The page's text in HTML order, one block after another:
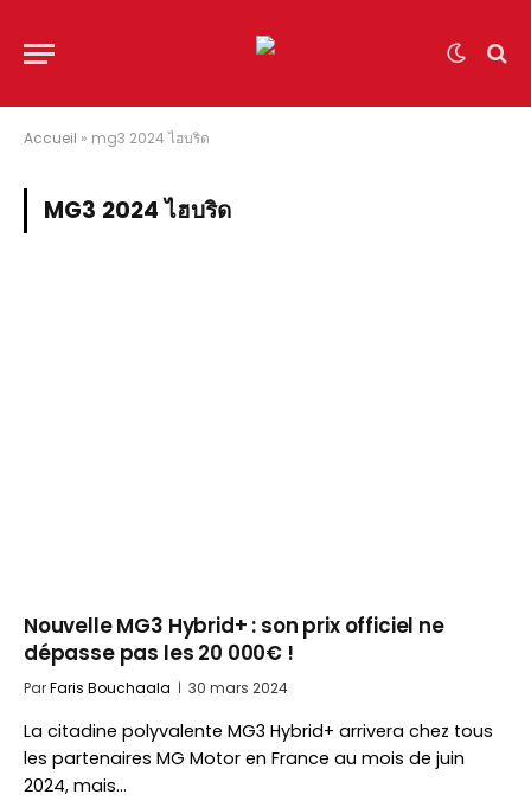
Accueil » mg3 2024 ไฮบริด
MG3 2024 ไฮบริด
Nouvelle MG3 Hybrid+ : son prix officiel ne
dépasse pas les 20 000€ !
ParFaris Bouchaala 30 mars 2024
La citadine polyvalente MG3 Hybrid+ arrivera chez tous
les partenaires MG Motor en France au mois de juin
2024, mais…